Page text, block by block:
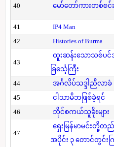
40 မော်တော်ကားတစ်စင်
41
IP4 Man
42
Histories of Burma
43
ထူးဆန်းသောသစ်ပ
ခြင်္သေ့ကြီး
44 အင်္ဂလိပ်သဒ္ဒါညီလာခံ
45
ငါသာမိဘဖြစ်ခဲ့ရင်
46
ဘိုင်စကယ်သူခိုးများ
47
ရှေးမြန်မာမင်းတို့တ
အပိုင်း ၃ တောင်တွင်း